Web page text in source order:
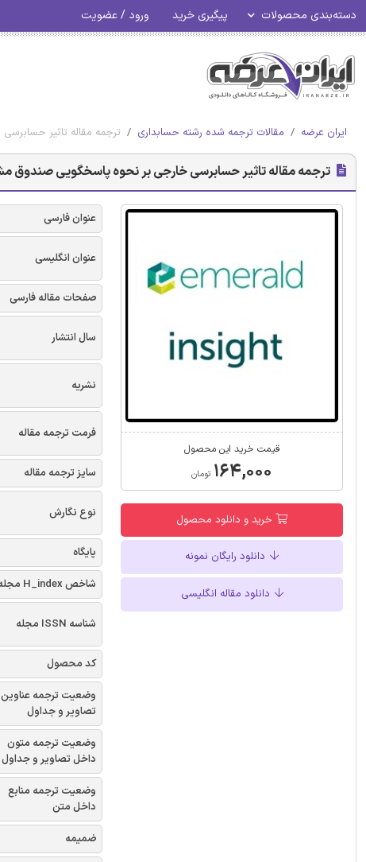
دسته‌بندی محصولات پیگیری خرید ورود / عضویت
ایران عرضه مقالات ترجمه شده رشته حسابداری ترجمه مقاله تاثیر
ترجمه مقاله تاثیر حسابرسی خارجی بر نحوه پاسخگویی صندوق
قیمت خرید این محصول
۱۶۴,۰۰۰ تومان
خرید و دانلود محصول
دانلود رایگان نمونه
دانلود مقاله انگلیسی
عنوان فارسی
عنوان انگلیسی
صفحات مقاله فارسی
سال انتشار
نشریه
فرمت ترجمه مقاله
سایز ترجمه مقاله
نوع نگارش
پایگاه
شاخص H_index مجله
شناسه ISSN مجله
کد محصول
وضعیت ترجمه عناوین
تصاویر و جداول
وضعیت ترجمه متون
داخل تصاویر و جداول
وضعیت ترجمه منابع
داخل متن
ضمیمه